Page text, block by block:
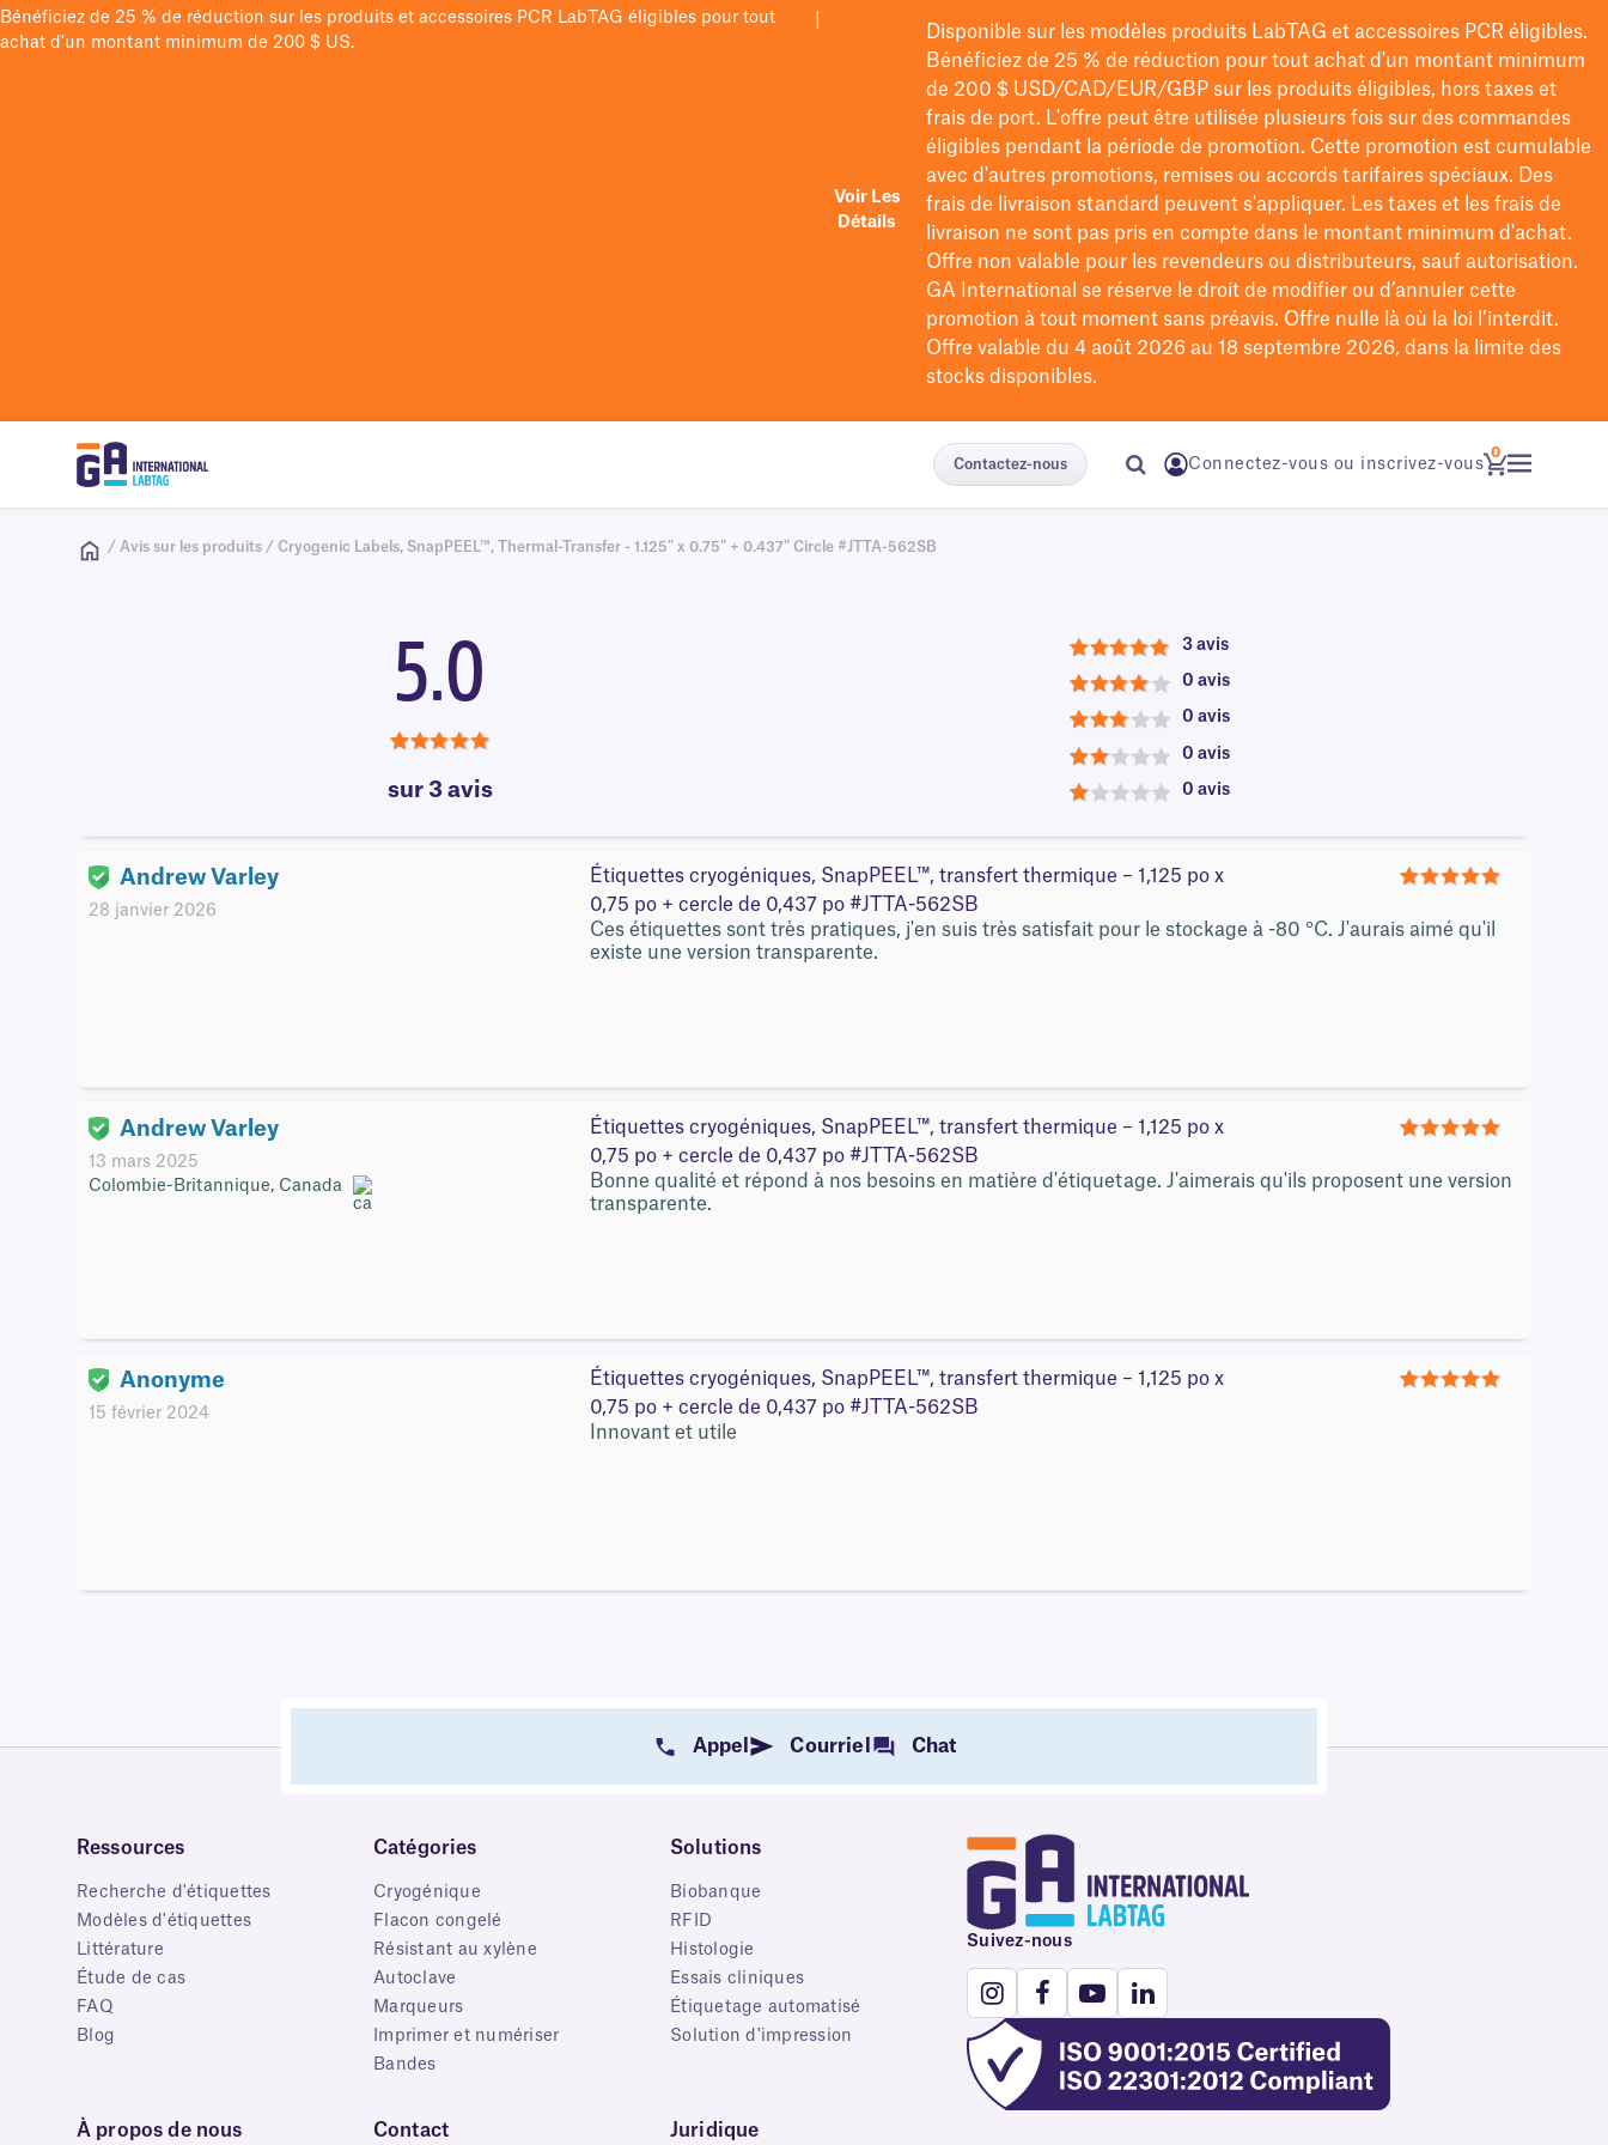
Bénéficiez de 25 % de réduction sur les produits et accessoires PCR LabTAG éligibles pour tout
achat d'un montant minimum de 200 $ US.
Voir Les
Détails
Disponible sur les modèles produits LabTAG et accessoires PCR éligibles.
Bénéficiez de 25 % de réduction pour tout achat d'un montant minimum
de 200 $USD/CAD/EUR/GBPsur les produits éligibles, hors taxes et
frais de port. L'offre peut être utilisée plusieurs fois sur des commandes
éligibles pendant la période de promotion. Cette promotion est cumulable
avec d'autres promotions, remises ou accords tarifaires spéciaux. Des
frais de livraison standard peuvent s'appliquer. Les taxes et les frais de
livraison ne sont pas pris en compte dans le montant minimum d'achat.
Offre non valable pour les revendeurs ou distributeurs, sauf autorisation.
GA International se réserve le droit de modifierou d’annuler cette
promotion à tout moment sans préavis. Offre nulle là où la loi l’interdit.
Offre valable du 4 août 2026 au 18 septembre 2026, dans la limite des
stocks disponibles.
Contactez-nous Connectez-vous ou inscrivez-vous
0
/ Avis sur les produits / Cryogenic Labels, SnapPEEL™, Thermal-Transfer - 1.125" x 0.75" + 0.437" Circle #JTTA-562SB
5.0
sur 3 avis
5
3 avis
4
0 avis
3
0 avis
2
0 avis
0 avis
Andrew Varley
28 janvier 2026
Étiquettes cryogéniques, SnapPEEL™, transfert thermique – 1,125 po x
0,75 po + cercle de 0,437 po #JTTA-562SB
Ces étiquettes sont très pratiques, j'en suis très satisfait pour le stockage à -80 °C. J'aurais aimé qu'il
existe une version transparente.
Andrew Varley
13 mars 2025
Colombie-Britannique, Canada
Étiquettes cryogéniques, SnapPEEL™, transfert thermique – 1,125 po x
0,75 po + cercle de 0,437 po #JTTA-562SB
Bonne qualité et répond à nos besoins en matière d'étiquetage. J'aimerais qu'ils proposent une version
transparente.
Anonyme
15 février 2024
Étiquettes cryogéniques, SnapPEEL™, transfert thermique – 1,125 po x
0,75 po + cercle de 0,437 po #JTTA-562SB
Innovant et utile
Appel Courriel Chat
Ressources
Recherche d'étiquettes
Modèles d'étiquettes
Littérature
Étude de cas
FAQ
Blog
Catégories
Cryogénique
Flacon congelé
Résistant au xylène
Autoclave
Marqueurs
Imprimer et numériser
Bandes
Solutions
Biobanque
RFID
Histologie
Essais cliniques
Étiquetage automatisé
Solution d'impression
À propos de nous Contact Juridique
Suivez-nous